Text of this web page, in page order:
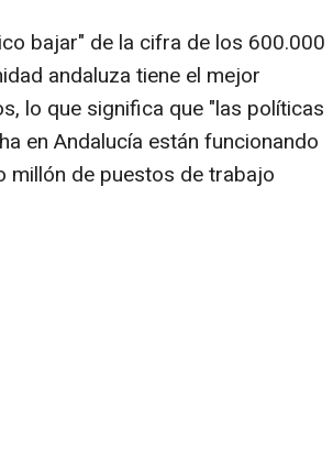
bajar" de la cifra de los 600.000
andaluza tiene el mejor
lo que significa que "las políticas
en Andalucía están funcionando
millón de puestos de trabajo